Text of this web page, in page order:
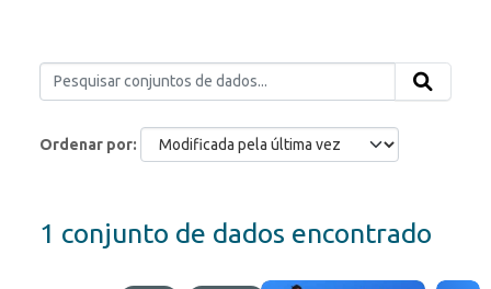
Ordenar por
1 conjunto de dados encontrado